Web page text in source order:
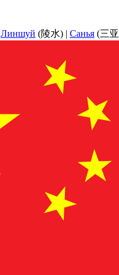
Линшуй (陵水) | Санья (三